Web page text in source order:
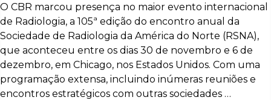
O CBR marcou presença no maior evento internacional
de Radiologia, a 105ª edição do encontro anual da
Sociedade de Radiologia da América do Norte (RSNA),
que aconteceu entre os dias 30 de novembro e 6 de
dezembro, em Chicago, nos Estados Unidos. Com uma
programação extensa, incluindo inúmeras reuniões e
encontros estratégicos com outras sociedades …